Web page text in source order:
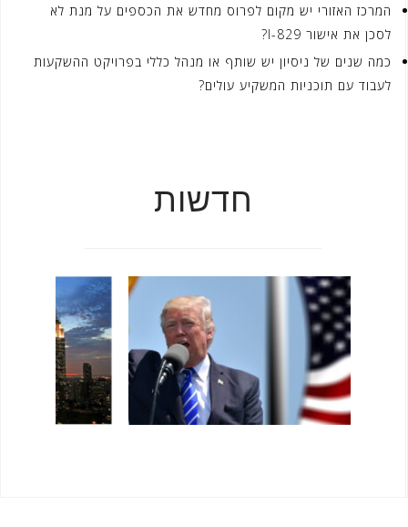
המרכז האזורי יש מקום לפרוס מחדש את הכספים על מנת לא
לסכן את אישור I-829?
כמה שנים של ניסיון יש שותף או מנהל כללי בפרויקט ההשקעות
לעבוד עם תוכניות המשקיע עולים?
חדשות